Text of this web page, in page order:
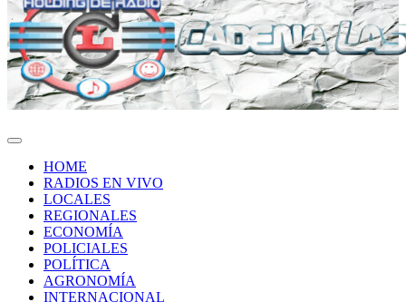
HOME
RADIOS EN VIVO
LOCALES
REGIONALES
ECONOMÍA
POLICIALES
POLÍTICA
AGRONOMÍA
INTERNACIONAL